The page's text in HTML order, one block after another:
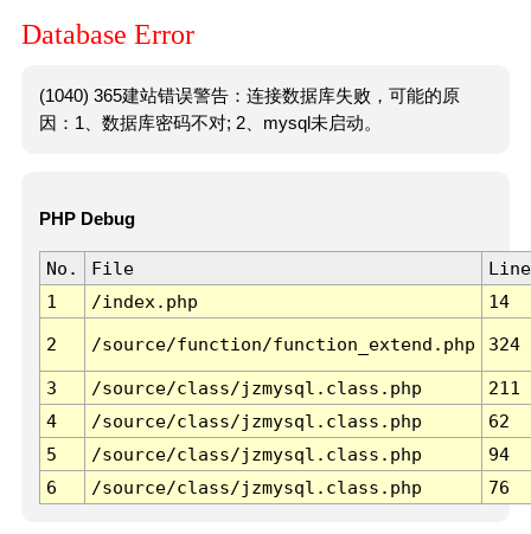
Database Error
(1040) 365建站错误警告：连接数据库失败，可能的原
因：1、数据库密码不对; 2、mysql未启动。
PHP Debug
No. File
Line
1
/index.php 14
2 /source/function/function_extend.php 324
3 /source/class/jzmysql.class.php
211
4
/source/class/jzmysql.class.php
62
5
/source/class/jzmysql.class.php
94
6
/source/class/jzmysql.class.php 76